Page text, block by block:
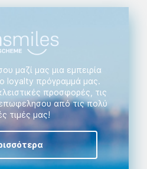
μαζί μας μια εμπειρία
loyalty πρόγραμμά μας.
προσφορές, τις
από τις πολύ
τιμές μας!